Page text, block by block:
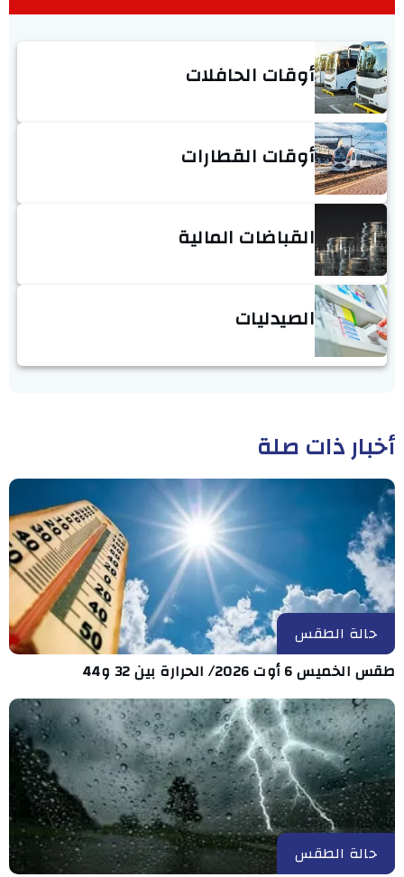
أوقات الحافلات
أوقات القطارات
القباضات المالية
الصيدليات
أخبار ذات صلة
حالة الطقس
طقس الخميس 6 أوت 2026/ الحرارة بين 32 و44
حالة الطقس